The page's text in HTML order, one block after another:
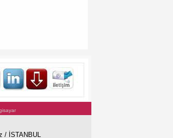
/ İSTANBUL